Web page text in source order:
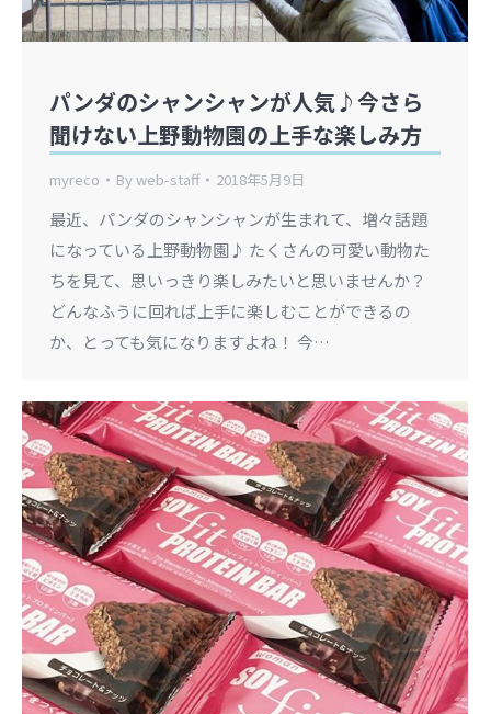
パンダのシャンシャンが人気♪今さら
聞けない上野動物園の上手な楽しみ方
myreco Byweb-staff 2018年5月9日
最近、パンダのシャンシャンが生まれて、増々話題
になっている上野動物園♪ たくさんの可愛い動物た
ちを見て、思いっきり楽しみたいと思いませんか？
どんなふうに回れば上手に楽しむことができるの
か、とっても気になりますよね！ 今…